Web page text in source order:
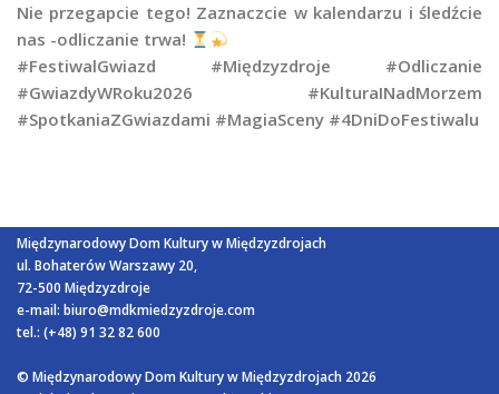
Nie przegapcie tego! Zaznaczcie w kalendarzu i śledźcie
nas -odliczanie trwa!
#FestiwalGwiazd #Międzyzdroje #Odliczanie
#GwiazdyWRoku2026 #KulturaINadMorzem
#SpotkaniaZGwiazdami #MagiaSceny #4DniDoFestiwalu
Międzynarodowy Dom Kultury w Międzyzdrojach
ul. Bohaterów Warszawy 20,
72-500 Międzyzdroje
e-mail: biuro@mdkmiedzyzdroje.com
tel.: (+48) 91 32 82 600
© Międzynarodowy Dom Kultury w Międzyzdrojach 2026